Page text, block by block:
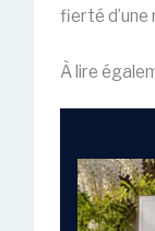
fierté
À lire